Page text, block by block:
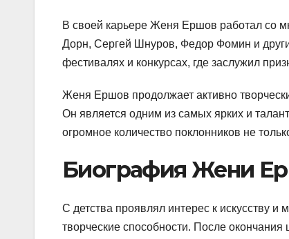
В своей карьере Женя Ершов работал со
Дорн, Сергей Шнуров, Федор Фомин и
фестивалях и конкурсах, где заслужил
Женя Ершов продолжает активно
Он является одним из самых ярких и
огромное количество поклонников не
Биография Жени
С детства проявлял интерес к искусству
творческие способности. После